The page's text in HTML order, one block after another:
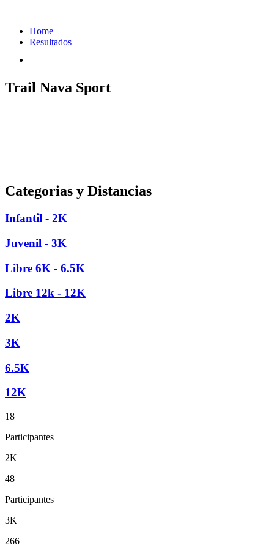
Home
Resultados
Trail Nava Sport
Categorias y Distancias
Infantil - 2K
Juvenil - 3K
Libre 6K - 6.5K
Libre 12k - 12K
2K
3K
6.5K
12K
18
Participantes
2K
48
Participantes
3K
266